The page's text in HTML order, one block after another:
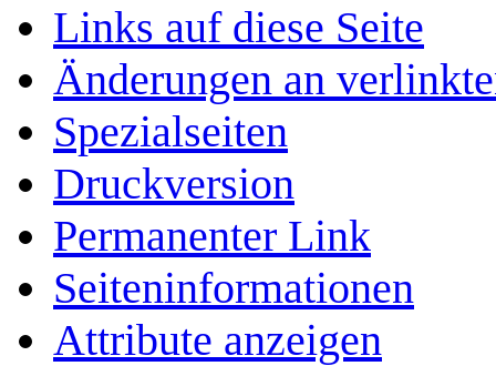
Links auf diese Seite
Änderungen an
Spezialseiten
Druckversion
Permanenter Link
Seiten­­informationen
Attribute anzeigen